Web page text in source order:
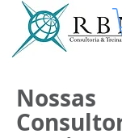
Nossas